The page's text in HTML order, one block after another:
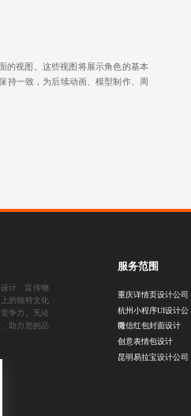
的视图。这些视图将展示角色的基本
持一致，为后续动画、模型制作、周
计
宣传物
的独特文化
争力。无论
助力您的品
服务范围
重庆详情页设计公司
杭州小程序UI设计公
司
微信红包封面设计
创意表情包设计
昆明易拉宝设计公司